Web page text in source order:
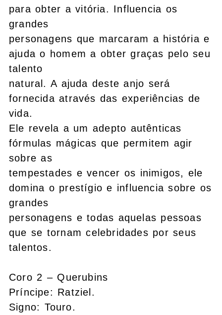
para obter a vitória. Influencia os
grandes
personagens que marcaram a história e
ajuda o homem a obter graças pelo seu
talento
natural. A ajuda deste anjo será
fornecida através das experiências de
vida.
Ele revela a um adepto autênticas
fórmulas mágicas que permitem agir
sobre as
tempestades e vencer os inimigos, ele
domina o prestígio e influencia sobre os
grandes
personagens e todas aquelas pessoas
que se tornam celebridades por seus
talentos.
Coro 2 – Querubins
Príncipe: Ratziel.
Signo: Touro.